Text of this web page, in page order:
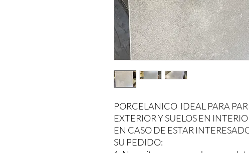
PORCELANICO IDEAL PARA
EXTERIOR Y SUELOS EN
EN CASO DE ESTAR
SU PEDIDO: